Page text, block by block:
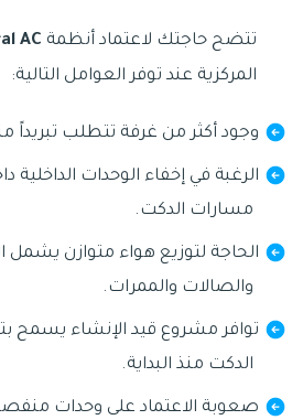
تتضح حاجتك لاعتماد أنظمة AC
المركزية عند توفر العوامل التالية:
وجود أكثر من غرفة تتطلب تبريداً
الرغبة في إخفاء الوحدات
مسارات الدكت.
الحاجة لتوزيع هواء متوازن يشمل
والصالات والممرات.
توافر مشروع قيد الإنشاء يسمح
الدكت منذ البداية.
صعوبة الاعتماد على وحدات